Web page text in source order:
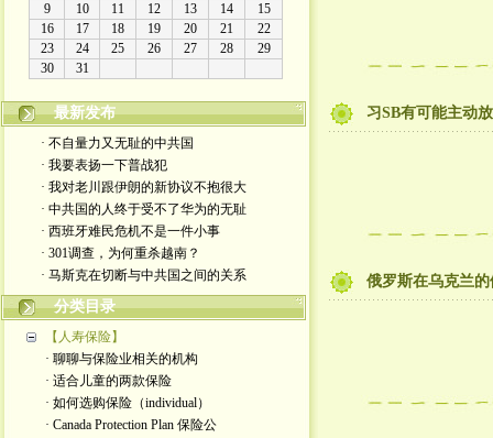
最新发布
· 不自量力又无耻的中共国
· 我要表扬一下普战犯
· 我对老川跟伊朗的新协议不抱很大
· 中共国的人终于受不了华为的无耻
· 西班牙难民危机不是一件小事
· 301调查，为何重杀越南？
· 马斯克在切断与中共国之间的关系
分类目录
【人寿保险】
· 聊聊与保险业相关的机构
· 适合儿童的两款保险
· 如何选购保险（individual）
· Canada Protection Plan 保险公
习SB有可能主动
俄罗斯在乌克兰